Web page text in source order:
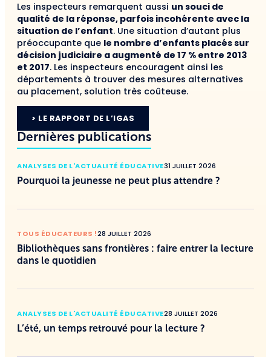
Les inspecteurs remarquent aussi un souci de
qualité de la réponse, parfois incohérente avec la
situation de l’enfant. Une situation d’autant plus
préoccupante que le nombre d’enfants placés sur
décision judiciaire a augmenté de 17 % entre 2013
et 2017. Les inspecteurs encouragent ainsi les
départements à trouver des mesures alternatives
au placement, solution très coûteuse.
> LE RAPPORT DE L’IGAS
Dernières publications
ANALYSES DE L'ACTUALITÉ ÉDUCATIVE31 JUILLET 2026
Pourquoi la jeunesse ne peut plus attendre ?
TOUS ÉDUCATEURS !28 JUILLET 2026
Bibliothèques sans frontières : faire entrer la lecture
dans le quotidien
ANALYSES DE L'ACTUALITÉ ÉDUCATIVE28 JUILLET 2026
L’été, un temps retrouvé pour la lecture ?